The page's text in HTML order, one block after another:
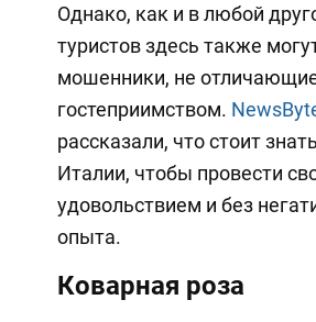
Однако, как и в любой
туристов здесь также
мошенники, не
гостеприимством.
рассказали, что стоит
Италии, чтобы провести
удовольствием и без
опыта.
Коварная роза